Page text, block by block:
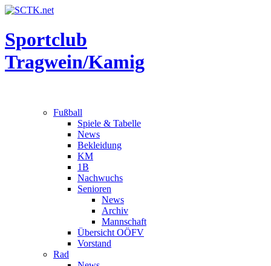
Sportclub
Tragwein/Kamig
Fußball
Spiele & Tabelle
News
Bekleidung
KM
1B
Nachwuchs
Senioren
News
Archiv
Mannschaft
Übersicht OÖFV
Vorstand
Rad